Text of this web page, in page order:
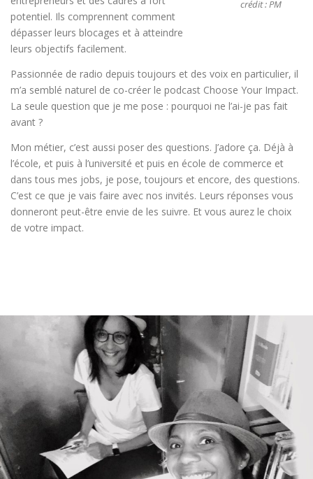
crédit : PM
potentiel. Ils comprennent comment
dépasser leurs blocages et à atteindre
leurs objectifs facilement.
Passionnée de radio depuis toujours et des voix en particulier, il
m’a semblé naturel de co-créer le podcast Choose Your Impact.
La seule question que je me pose : pourquoi ne l’ai-je pas fait
avant ?
Mon métier, c’est aussi poser des questions. J’adore ça. Déjà à
l’école, et puis à l’université et puis en école de commerce et
dans tous mes jobs, je pose, toujours et encore, des questions.
C’est ce que je vais faire avec nos invités. Leurs réponses vous
donneront peut-être envie de les suivre. Et vous aurez le choix
de votre impact.